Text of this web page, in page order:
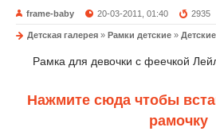
frame-baby 20-03-2011, 01:40 2935
Детская галерея » Рамки детские »
Рамка для девочки с феечкой
Нажмите сюда чтобы
рамочку